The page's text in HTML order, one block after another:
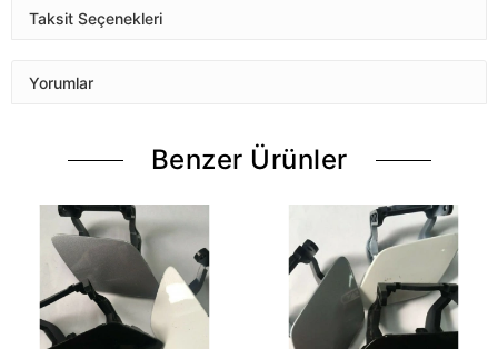
Taksit Seçenekleri
Yorumlar
Benzer Ürünler